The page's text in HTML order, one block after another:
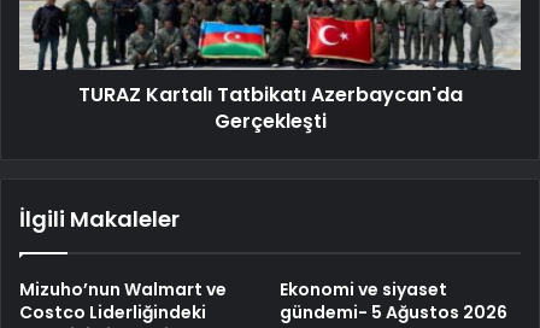
TURAZ Kartalı Tatbikatı Azerbaycan'da
Gerçekleşti
İlgili Makaleler
Mizuho’nun Walmart ve
Costco Liderliğindeki
Ekonomi ve siyaset
gündemi- 5 Ağustos 2026